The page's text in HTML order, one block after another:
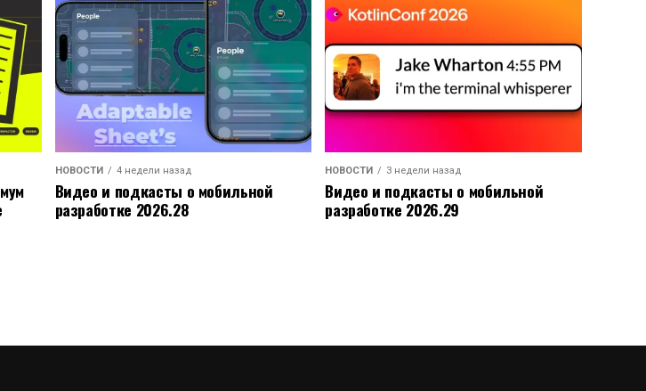
НОВОСТИ 4 недели назад
Видео и подкасты о мобильной
разработке 2026.28
НОВОСТИ 3 недели назад
Видео и подкасты о мобильной
разработке 2026.29